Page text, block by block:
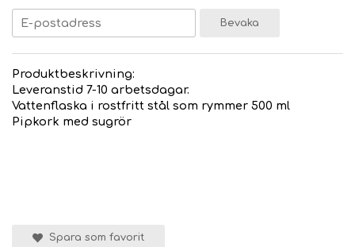
Bevaka
Produktbeskrivning:
Leveranstid 7-10 arbetsdagar.
Vattenflaska i rostfritt stål som rymmer 500 ml
Pipkork med sugrör
Spara som favorit